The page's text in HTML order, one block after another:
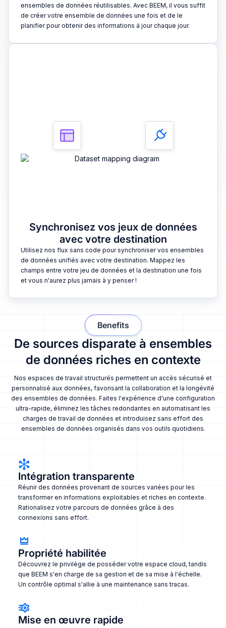
ensembles de données réutilisables. Avec BEEM, il vous suffit
de créer votre ensemble de données une fois et de le
planifier pour obtenir des informations à jour chaque jour.
Synchronisez vos jeux de données
avec votre destination
Utilisez nos flux sans code pour synchroniser vos ensembles
de données unifiés avec votre destination. Mappez les
champs entre votre jeu de données et la destination une fois
et vous n'aurez plus jamais à y penser !
De sources disparate à ensembles
de données riches en contexte
Nos espaces de travail structurés permettent un accès sécurisé et
personnalisé aux données, favorisant la collaboration et la longévité
des ensembles de données. Faites l'expérience d'une configuration
ultra-rapide, éliminez les tâches redondantes en automatisant les
charges de travail de données et introduisez sans effort des
ensembles de données organisés dans vos outils quotidiens.
Benefits
Intégration transparente
Réunir des données provenant de sources variées pour les
transformer en informations exploitables et riches en contexte.
Rationalisez votre parcours de données grâce à des
connexions sans effort.
Propriété habilitée
Découvrez le privilège de posséder votre espace cloud, tandis
que BEEM s'en charge de sa gestion et de sa mise à l'échelle.
Un contrôle optimal s'allie à une maintenance sans tracas.
Mise en œuvre rapide